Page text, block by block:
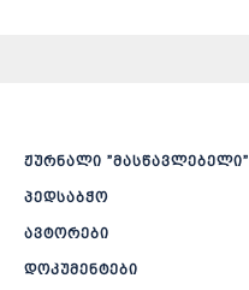
ჟურნალი ”მასწავლებელი”
პედსაბჭო
ავტორები
დოკუმენტები